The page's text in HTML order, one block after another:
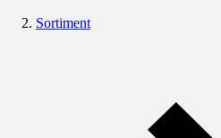
Sortiment